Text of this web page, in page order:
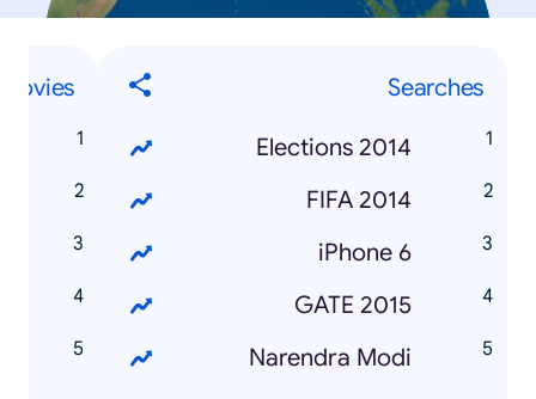
Searches
Elections 2014
FIFA 2014
iPhone 6
GATE 2015
Narendra Modi
Movies